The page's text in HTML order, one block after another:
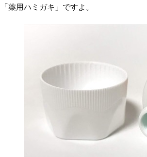
「薬用ハミガキ」ですよ。